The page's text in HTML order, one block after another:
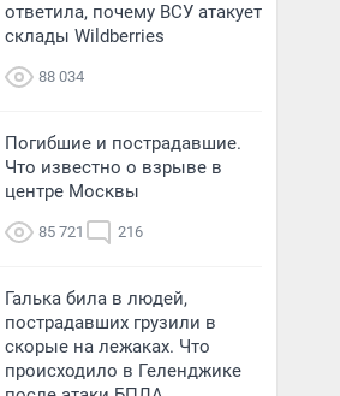
ответила, почему ВСУ атакует
склады Wildberries
88 034
Погибшие и пострадавшие.
Что известно о взрыве в
центре Москвы
85 721 216
Галька била в людей,
пострадавших грузили в
скорые на лежаках. Что
происходило в Геленджике